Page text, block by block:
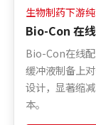
生物制药下游
Bio-Con 在
Bio-Con在线
缓冲液制备上
设计，显著缩
本。